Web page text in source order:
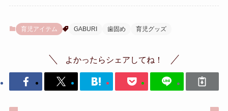
育児アイテム GABURI 歯固め 育児グッズ
よかったらシェアしてね！